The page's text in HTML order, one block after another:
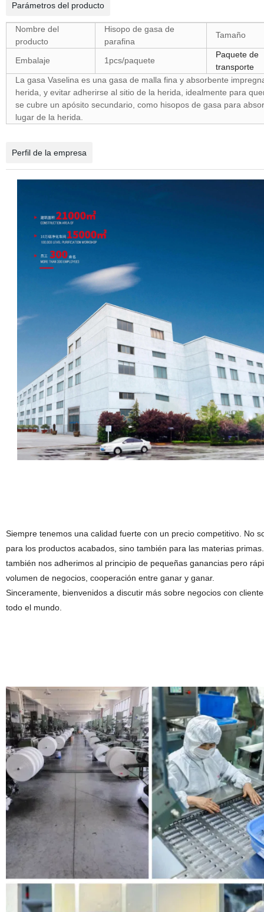
Parámetros del producto
Nombre del
producto
Hisopo de gasa de
parafina
Tamaño
Embalaje 1pcs/paquete
Paquete de
transporte
La gasa Vaselina es una gasa de malla fina y absorbente
herida, y evitar adherirse al sitio de la herida, idealmente para
se cubre un apósito secundario, como hisopos de gasa para
lugar de la herida.
Perfil de la empresa
Siempre tenemos una calidad fuerte con un precio competitivo. No
para los productos acabados, sino también para las materias
también nos adherimos al principio de pequeñas ganancias pero
volumen de negocios, cooperación entre ganar y ganar.
Sinceramente, bienvenidos a discutir más sobre negocios con
todo el mundo.